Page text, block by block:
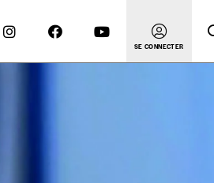
SE CONNECTER